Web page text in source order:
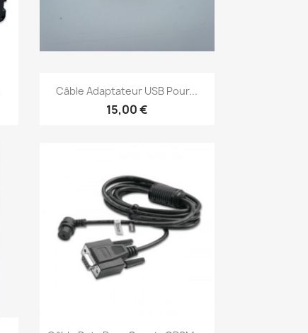
Aperçu rapide
Câble Adaptateur USB Pour...
15,00 €